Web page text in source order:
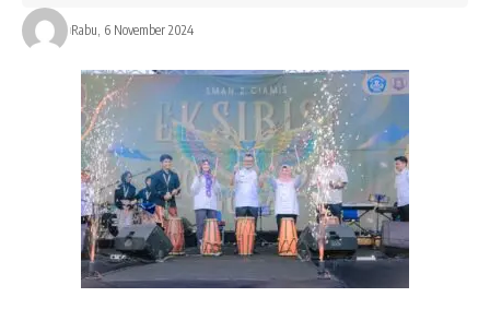
Rabu, 6 November 2024